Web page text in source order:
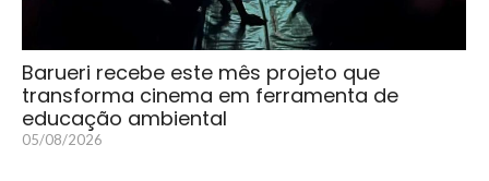
Barueri recebe este mês projeto que
transforma cinema em ferramenta de
educação ambiental
05/08/2026